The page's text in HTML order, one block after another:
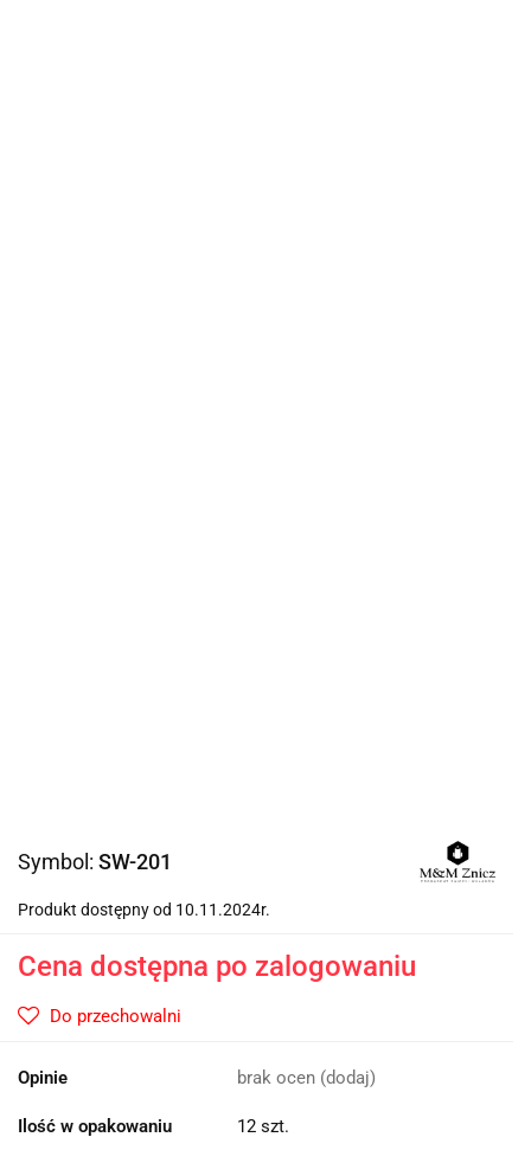
Symbol: SW-201
Produkt dostępny od 10.11.2024r.
Cena dostępna po zalogowaniu
Do przechowalni
Opinie brak ocen (dodaj)
Ilość w opakowaniu 12 szt.